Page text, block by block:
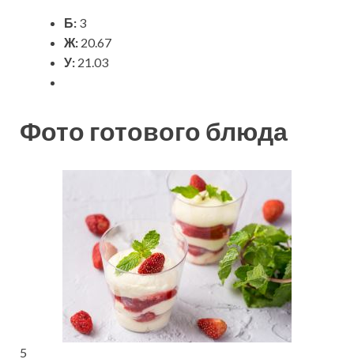
Б: 3
Ж: 20.67
У: 21.03
Фото готового блюда
5